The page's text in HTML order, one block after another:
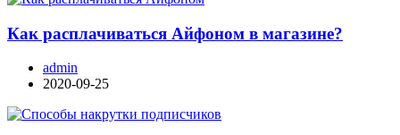
Как расплачиваться Айфоном в магазине?
admin
2020-09-25